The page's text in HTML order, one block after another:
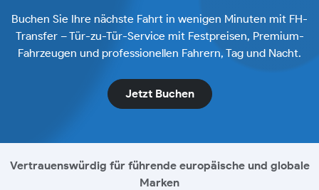
Buchen Sie Ihre nächste Fahrt in wenigen Minuten mit FH-
Transfer – Tür-zu-Tür-Service mit Festpreisen, Premium-
Fahrzeugen und professionellen Fahrern, Tag und Nacht.
Jetzt Buchen
Vertrauenswürdig für führende europäische und globale
Marken